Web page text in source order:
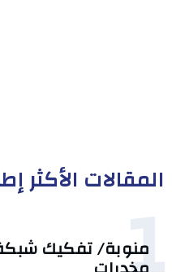
المقالات الأكثر
منوبة/ تفكيك